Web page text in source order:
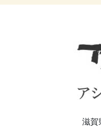
滋賀